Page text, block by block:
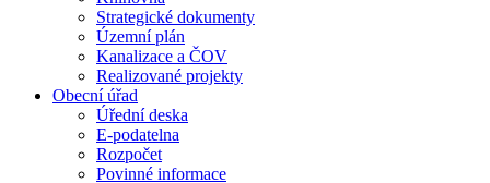
Strategické dokumenty
Územní plán
Kanalizace a ČOV
Realizované projekty
Obecní úřad
Úřední deska
E-podatelna
Rozpočet
Povinné informace